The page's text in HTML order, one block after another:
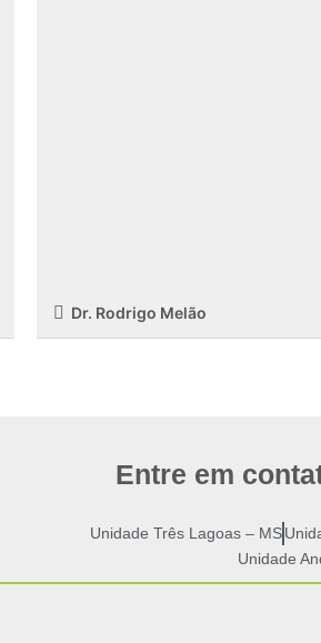
Dr. Rodrigo Melão
Entre em
Unidade Três Lagoas – MS
Unidade